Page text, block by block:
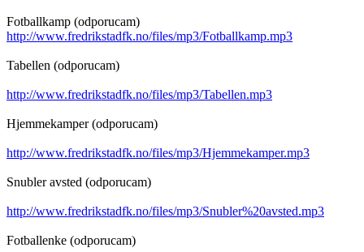
Fotballkamp (odporucam)
http://www.fredrikstadfk.no/files/mp3/Fotballkamp.mp3
Tabellen (odporucam)
http://www.fredrikstadfk.no/files/mp3/Tabellen.mp3
Hjemmekamper (odporucam)
http://www.fredrikstadfk.no/files/mp3/Hjemmekamper.mp3
Snubler avsted (odporucam)
http://www.fredrikstadfk.no/files/mp3/Snubler%20avsted.mp3
Fotballenke (odporucam)